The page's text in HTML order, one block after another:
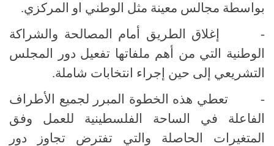
بواسطة مجالس معينة مثل الوطني او المركزي.
- إغلاق الطريق أمام المصالحة والشراكة
الوطنية التي من أهم ملفاتها تفعيل دور المجلس
التشريعي إلى حين إجراء انتخابات شاملة.
- تعطي هذه الخطوة المبرر لجميع الأطراف
الفاعلة في الساحة الفلسطينية للعمل وفق
المتغيرات الحاصلة والتي تفترض تجاوز دور